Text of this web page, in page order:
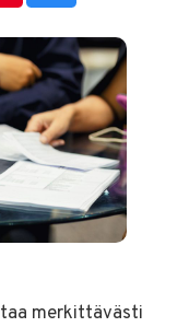
merkittävästi